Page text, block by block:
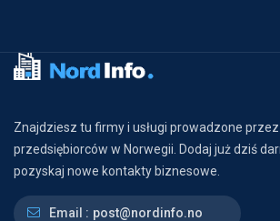
Znajdziesz tu firmy i usługi prowadzone
przedsiębiorców w Norwegii. Dodaj już dziś
pozyskaj nowe kontakty biznesowe.
Email : post@nordinfo.no